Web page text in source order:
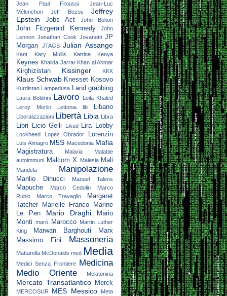
Jean Paul Fitoussi
Jean-Luc
Mélenchon
Jeff Bezos
Jeffrey
Epstein
Jobs Act John Bolton
John Fitzgerald Kennedy
John
Lennon Jonathan Cook Jovanotti JP
Morgan
JTAGS Julian Assange
Kant Kary Mullis Katrina Kenya
Keynes Khalida Jarrar Khan al Ahmar
Kirghizistan Kissinger KKK
Klaus Schwab Knesset Kosovo
Kurdistan Lampedusa Land grabbing
Laura Boldrini Lavoro
Leila Khaled
Leroy Merlin
Lettonia lib Libano
Liberalizzazioni Libertà Libia Libra
Libri Licio Gelli Likud Lira Lobby
Lockheed Lopez Obrador Lorenzin
Luis Almagro M5S Macedonia Mafia
Magistratura Malaria
Malattie
autoimmuni Malcom X Malesia Mali
Mandela Manipolazione
Manlio Dinucci Manuel Talens
Mapuche Marco Cedolin
Marco
Rubio
Marco Travaglio
Margaret
Tatcher
Marielle Franco
Marine
Le Pen
Mario Draghi
Mario
Monti
marò Marocco
Martin Luther
King
Marwan Barghouti
Marx
Massimo Fini
Massoneria
Mattarella McDonalds med Media
Medici Senza Frontiere Medicina
Medio Oriente
Melatonina
Mercato Transatlantico Merck
MERCOSUR MES Messico
Meta